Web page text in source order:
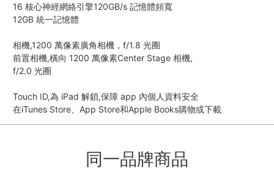
16 核心神經網絡引擎120GB/s 記憶體頻寬
12GB 統一記憶體
相機,1200 萬像素廣角相機，f/1.8 光圈
前置相機,橫向 1200 萬像素Center Stage 相機,
f/2.0 光圈
Touch ID,為 iPad 解鎖,保障 app 內個人資料安全
在iTunes Store、App Store和Apple Books購物或下載
同一品牌商品